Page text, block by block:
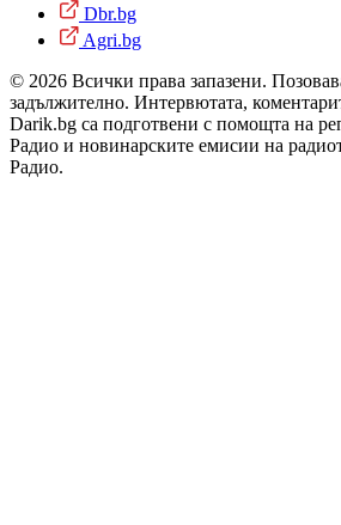
Dbr.bg
Agri.bg
© 2026 Всички права запазени.
задължително. Интервютата,
Darik.bg са подготвени с помощта на
Радио и новинарските емисии на
Радио.